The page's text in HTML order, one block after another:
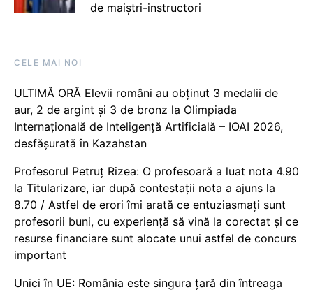
de maiștri-instructori
CELE MAI NOI
ULTIMĂ ORĂ Elevii români au obținut 3 medalii de
aur, 2 de argint și 3 de bronz la Olimpiada
Internațională de Inteligență Artificială – IOAI 2026,
desfășurată în Kazahstan
Profesorul Petruț Rizea: O profesoară a luat nota 4.90
la Titularizare, iar după contestații nota a ajuns la
8.70 / Astfel de erori îmi arată ce entuziasmați sunt
profesorii buni, cu experiență să vină la corectat și ce
resurse financiare sunt alocate unui astfel de concurs
important
Unici în UE: România este singura țară din întreaga